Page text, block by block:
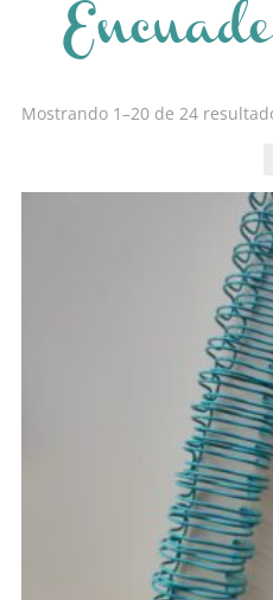
Mostrando 1–20 de 24